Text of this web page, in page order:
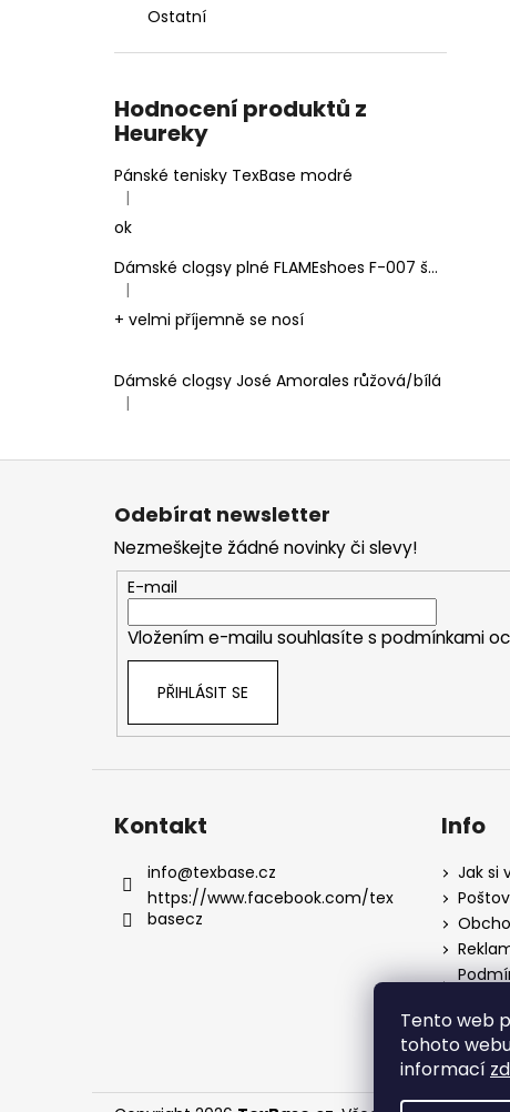
Tento web
tohoto
informací
Ostatní
Hodnocení produktů z
Heureky
Pánské tenisky TexBase modré
Hodnocení produktu je 5 z 5 hvězdiček.
|
ok
Dámské clogsy plné FLAMEshoes F-007 šedé
Hodnocení produktu je 5 z 5 hvězdiček.
|
+ velmi příjemně se nosí
Dámské clogsy José Amorales růžová/bílá
Hodnocení produktu je 4 z 5 hvězdiček.
|
Z
Odebírat newsletter
Nezmeškejte žádné novinky či slevy!
E-mail
Vložením e-mailu souhlasíte s podmínkami
PŘIHLÁSIT SE
Kontakt
info@texbase.cz
https://www.facebook.com/tex
basecz
Info
Jak si